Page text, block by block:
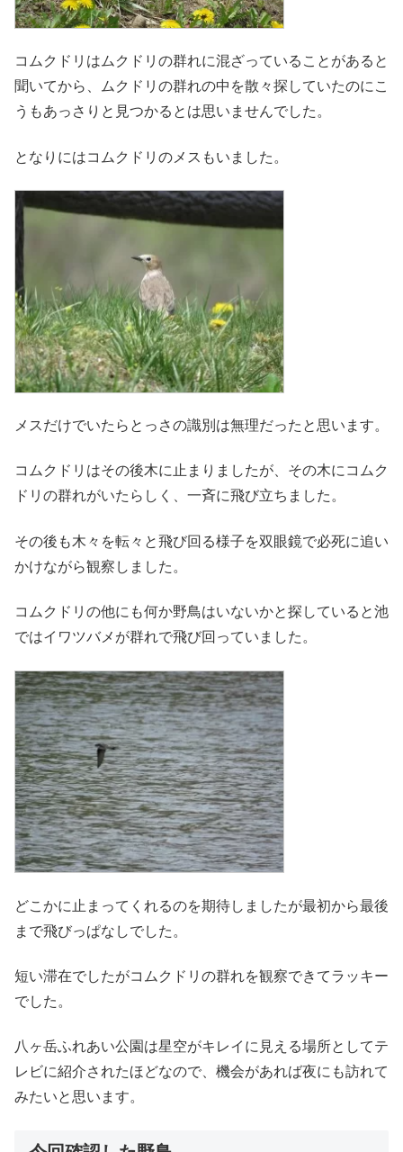
コムクドリはムクドリの群れに混ざっていることがあると
聞いてから、ムクドリの群れの中を散々探していたのにこ
うもあっさりと見つかるとは思いませんでした。
となりにはコムクドリのメスもいました。
メスだけでいたらとっさの識別は無理だったと思います。
コムクドリはその後木に止まりましたが、その木にコムク
ドリの群れがいたらしく、一斉に飛び立ちました。
その後も木々を転々と飛び回る様子を双眼鏡で必死に追い
かけながら観察しました。
コムクドリの他にも何か野鳥はいないかと探していると池
ではイワツバメが群れで飛び回っていました。
どこかに止まってくれるのを期待しましたが最初から最後
まで飛びっぱなしでした。
短い滞在でしたがコムクドリの群れを観察できてラッキー
でした。
八ヶ岳ふれあい公園は星空がキレイに見える場所としてテ
レビに紹介されたほどなので、機会があれば夜にも訪れて
みたいと思います。